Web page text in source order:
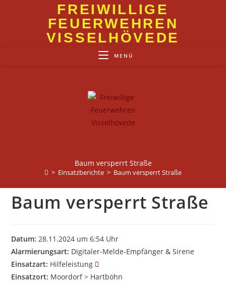
FREIWILLIGE
FEUERWEHREN
VISSELHÖVEDE
MENÜ
Baum versperrt Straße
> Einsatzberichte > Baum versperrt Straße
Baum versperrt Straße
Datum: 28.11.2024 um 6:54 Uhr
Alarmierungsart: Digitaler-Melde-Empfänger & Sirene
Einsatzart: Hilfeleistung
Einsatzort: Moordorf > Hartböhn